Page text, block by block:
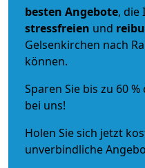
besten Angebote, die
stressfreien und
Gelsenkirchen nach
können.
Sparen Sie bis zu 60
bei uns!
Holen Sie sich jetzt
unverbindliche